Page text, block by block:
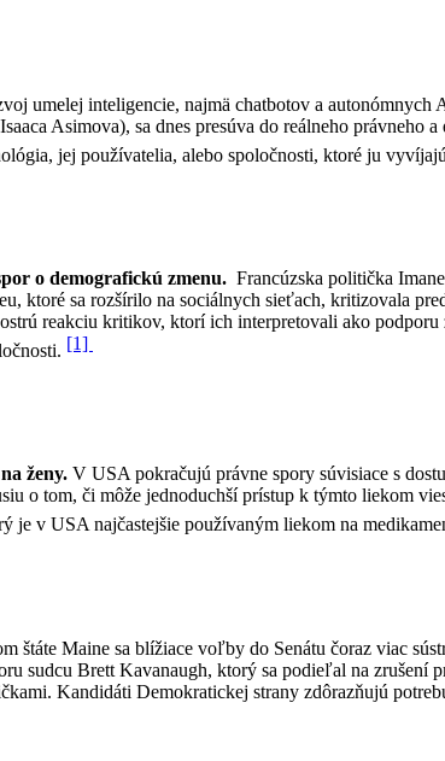
umelej inteligencie, najmä chatbotov a autonómnych
Asimova), sa dnes presúva do reálneho právneho
jej používatelia, alebo spoločnosti, ktoré ju
o demografickú zmenu. Francúzska politička
ktoré sa rozšírilo na sociálnych sieťach, kritizovala
reakciu kritikov, ktorí ich interpretovali ako
[1]
ženy. V USA pokračujú právne spory súvisiace s
o tom, či môže jednoduchší prístup k týmto liekom
v USA najčastejšie používaným liekom na
štáte Maine sa blížiace voľby do Senátu čoraz viac
sudcu Brett Kavanaugh, ktorý sa podieľal na zrušení
Kandidáti Demokratickej strany zdôrazňujú